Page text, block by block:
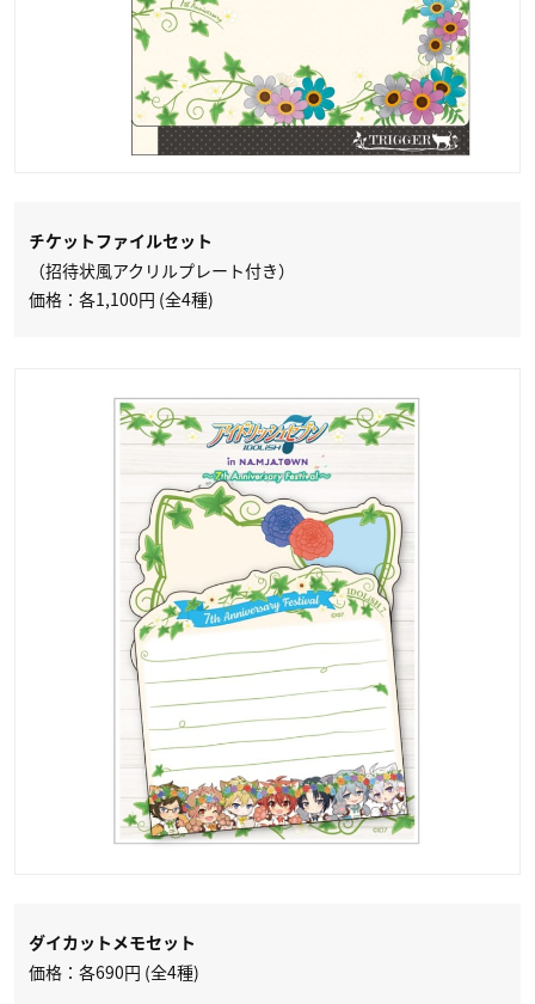
チケットファイルセット
（招待状風アクリルプレート付き）
価格：各1,100円 (全4種)
ダイカットメモセット
価格：各690円 (全4種)